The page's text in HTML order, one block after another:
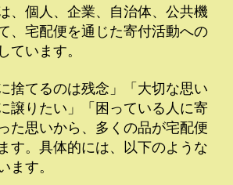
、個人、企業、自治体、公共機
、宅配便を通じた寄付活動への
ています。
捨てるのは残念」「大切な思い
譲りたい」「困っている人に寄
た思いから、多くの品が宅配便
す。具体的には、以下のような
ます。